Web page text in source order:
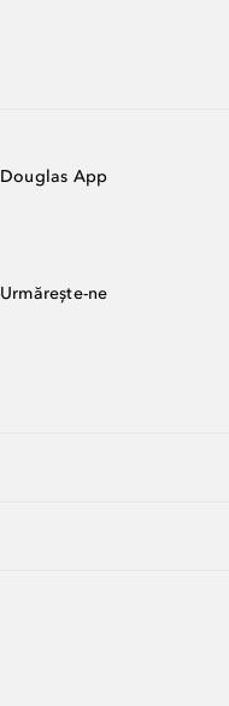
Douglas App
Urmărește-ne